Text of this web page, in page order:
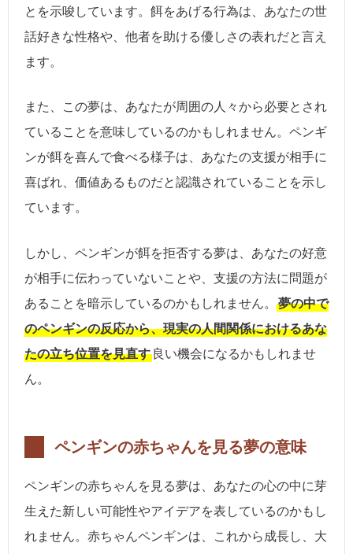
とを示唆しています。餌をあげる行為は、あなたの世
話好きな性格や、他者を助ける優しさの表れだと言え
ます。
また、この夢は、あなたが周囲の人々から必要とされ
ていることを意味しているのかもしれません。ペンギ
ンが餌を喜んで食べる様子は、あなたの支援が相手に
喜ばれ、価値あるものだと認識されていることを示し
ています。
しかし、ペンギンが餌を拒否する夢は、あなたの好意
が相手に伝わっていないことや、支援の方法に問題が
あることを暗示しているのかもしれません。
夢の中で
のペンギンの反応から、現実の人間関係におけるあな
たの立ち位置を見直す 良い機会になるかもしれませ
ん。
ペンギンの赤ちゃんを見る夢の意味
ペンギンの赤ちゃんを見る夢は、あなたの心の中に芽
生えた新しい可能性やアイデアを表しているのかもし
れません。赤ちゃんペンギンは、これから成長し、大